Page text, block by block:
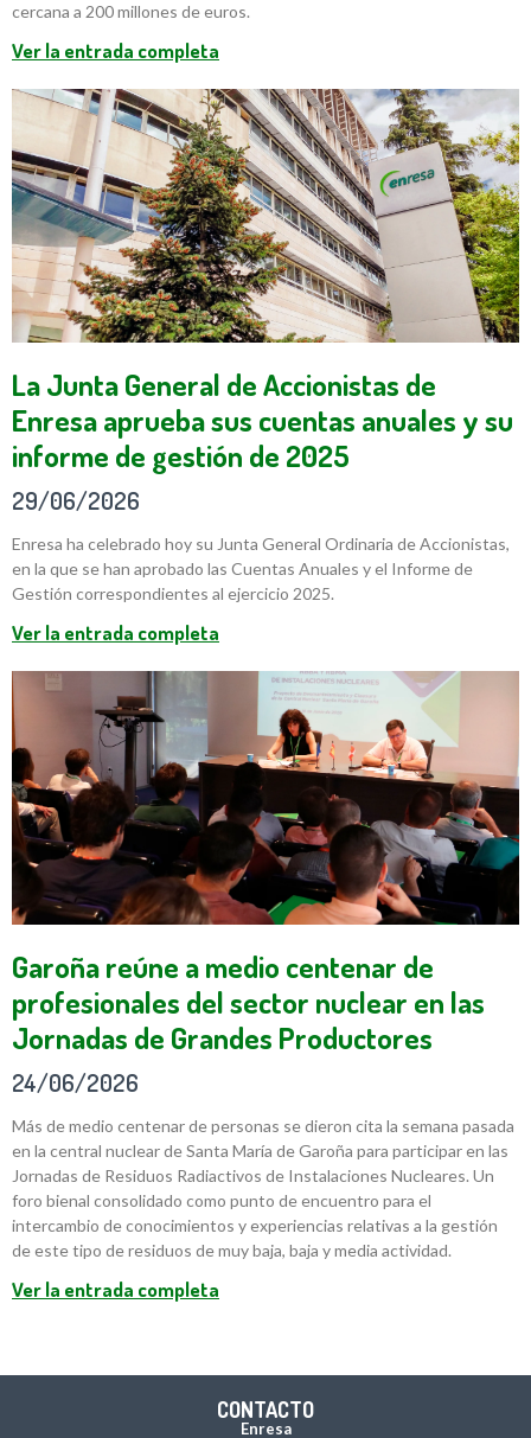
cercana a 200 millones de euros.
Ver la entrada completa
La Junta General de Accionistas de
Enresa aprueba sus cuentas anuales y su
informe de gestión de 2025
29/06/2026
Enresa ha celebrado hoy su Junta General Ordinaria de Accionistas,
en la que se han aprobado las Cuentas Anuales y el Informe de
Gestión correspondientes al ejercicio 2025.
Ver la entrada completa
Garoña reúne a medio centenar de
profesionales del sector nuclear en las
Jornadas de Grandes Productores
24/06/2026
Más de medio centenar de personas se dieron cita la semana pasada
en la central nuclear de Santa María de Garoña para participar en las
Jornadas de Residuos Radiactivos de Instalaciones Nucleares. Un
foro bienal consolidado como punto de encuentro para el
intercambio de conocimientos y experiencias relativas a la gestión
de este tipo de residuos de muy baja, baja y media actividad.
Ver la entrada completa
CONTACTO
Enresa